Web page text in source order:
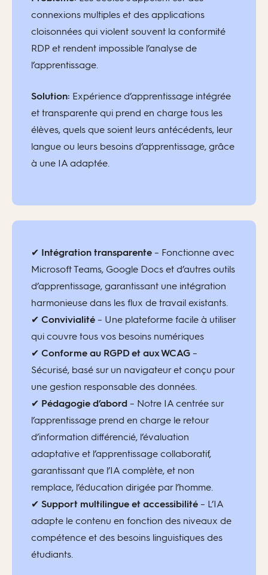
connexions multiples et des applications
cloisonnées qui violent souvent la conformité
RDP et rendent impossible l’analyse de
l’apprentissage.
Solution: Expérience d’apprentissage intégrée
et transparente qui prend en charge tous les
élèves, quels que soient leurs antécédents, leur
langue ou leurs besoins d’apprentissage, grâce
à une IA adaptée.
✔ Intégration transparente – Fonctionne avec
Microsoft Teams, Google Docs et d’autres outils
d’apprentissage, garantissant une intégration
harmonieuse dans les flux de travail existants.
✔ Convivialité – Une plateforme facile à utiliser
qui couvre tous vos besoins numériques
✔ Conforme au RGPD et aux WCAG –
Sécurisé, basé sur un navigateur et conçu pour
une gestion responsable des données.
✔ Pédagogie d’abord – Notre IA centrée sur
l’apprentissage prend en charge le retour
d’information différencié, l’évaluation
adaptative et l’apprentissage collaboratif,
garantissant que l’IA complète, et non
remplace, l’éducation dirigée par l’homme.
✔ Support multilingue et accessibilité – L’IA
adapte le contenu en fonction des niveaux de
compétence et des besoins linguistiques des
étudiants.